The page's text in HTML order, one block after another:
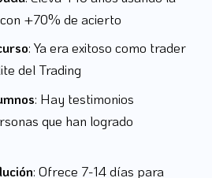
+70% de acierto
: Ya era exitoso como trader
del Trading
: Hay testimonios
que han logrado
: Ofrece 7-14 días para